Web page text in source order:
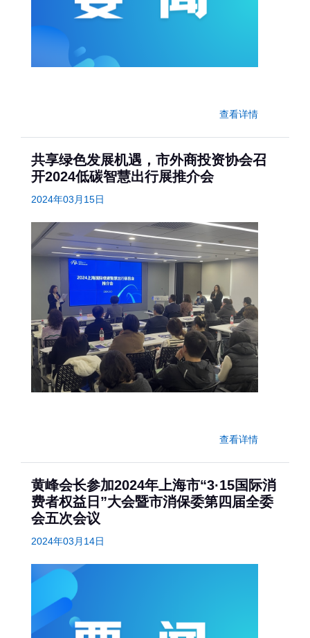
查看详情
共享绿色发展机遇，市外商投资协会召
开2024低碳智慧出行展推介会
2024年03月15日
查看详情
黄峰会长参加2024年上海市“3·15国际消
费者权益日”大会暨市消保委第四届全委
会五次会议
2024年03月14日